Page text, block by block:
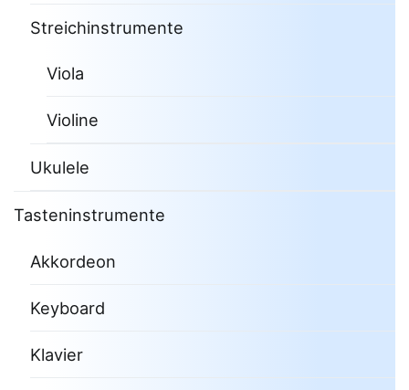
Streichinstrumente
Viola
Violine
Ukulele
Tasteninstrumente
Akkordeon
Keyboard
Klavier